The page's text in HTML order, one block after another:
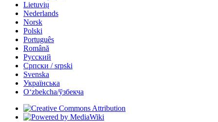
Lietuvių
Nederlands
Norsk
Polski
Português
Română
Русский
Српски / srpski
Svenska
Українська
Oʻzbekcha/ўзбекча